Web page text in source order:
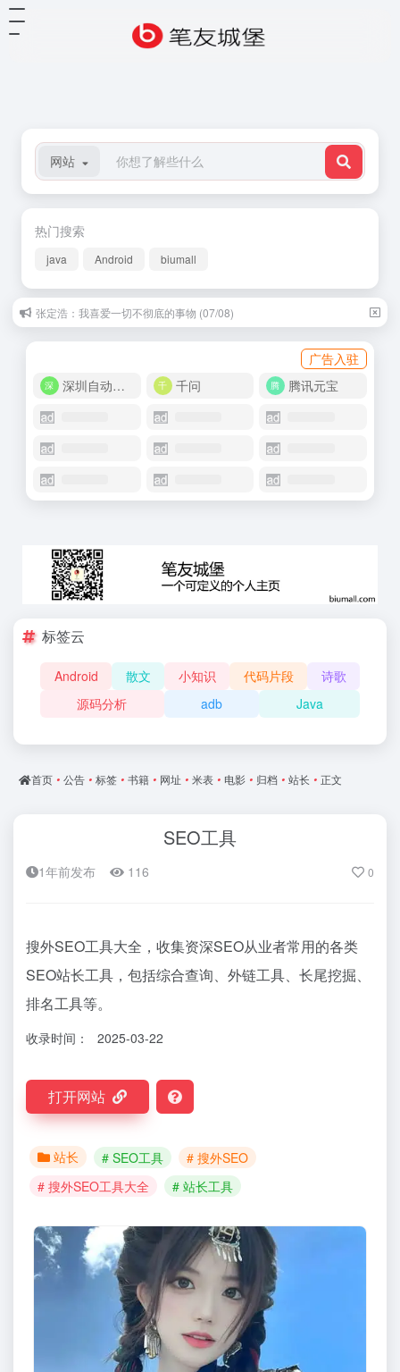
网站
热门搜索
java Android biumall
张定浩：我喜爱一切不彻底的事物 (07/08)
广告入驻
深圳自动化商城
千问 腾讯元宝
标签云
Android 散文 小知识 代码片段
诗歌
源码分析
adb Java
首页 • 公告 • 标签 • 书籍 • 网址 • 米表 • 电影 • 归档 • 站长 • 正文
SEO工具
1年前发布 116 0
搜外SEO工具大全，收集资深SEO从业者常用的各类
SEO站长工具，包括综合查询、外链工具、长尾挖掘、
排名工具等。
收录时间： 2025-03-22
打开网站
站长 # SEO工具
# 搜外SEO
# 搜外SEO工具大全
# 站长工具